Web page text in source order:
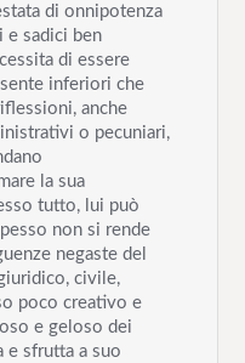
di onnipotenza
e sadici ben
di essere
inferiori che
anche
o pecuniari,
la sua
tutto, lui può
non si rende
negaste del
civile,
poco creativo e
e geloso dei
e sfrutta a suo